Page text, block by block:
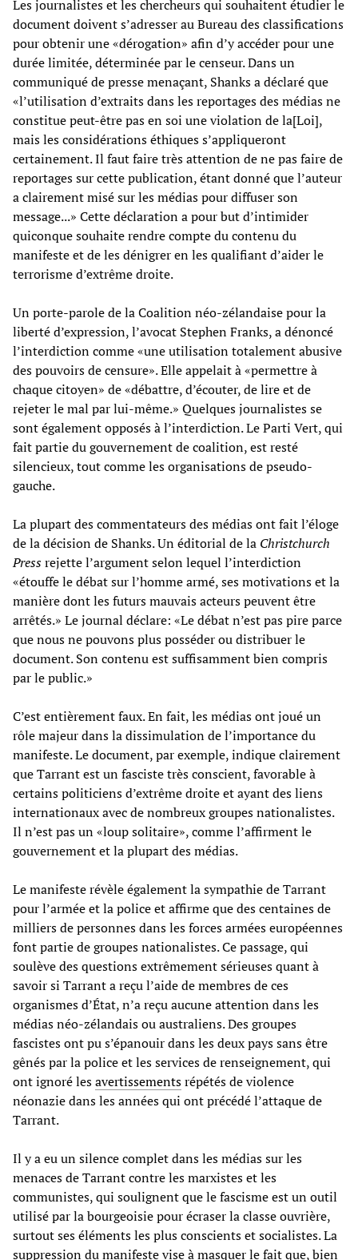
Les journalistes et les chercheurs qui souhaitent étudier le
document doivent s’adresser au Bureau des classifications
pour obtenir une «dérogation» afin d’y accéder pour une
durée limitée, déterminée par le censeur. Dans un
communiqué de presse menaçant, Shanks a déclaré que
«l’utilisation d’extraits dans les reportages des médias ne
constitue peut-être pas en soi une violation de la[Loi],
mais les considérations éthiques s’appliqueront
certainement. Il faut faire très attention de ne pas faire de
reportages sur cette publication, étant donné que l’auteur
a clairement misé sur les médias pour diffuser son
message...» Cette déclaration a pour but d’intimider
quiconque souhaite rendre compte du contenu du
manifeste et de les dénigrer en les qualifiant d’aider le
terrorisme d’extrême droite.
Un porte-parole de la Coalition néo-zélandaise pour la
liberté d’expression, l’avocat Stephen Franks, a dénoncé
l’interdiction comme «une utilisation totalement abusive
des pouvoirs de censure». Elle appelait à «permettre à
chaque citoyen» de «débattre, d’écouter, de lire et de
rejeter le mal par lui-même.» Quelques journalistes se
sont également opposés à l’interdiction. Le Parti Vert, qui
fait partie du gouvernement de coalition, est resté
silencieux, tout comme les organisations de pseudo-
gauche.
La plupart des commentateurs des médias ont fait l’éloge
de la décision de Shanks. Un éditorial de la Christchurch
Pressrejette l’argument selon lequel l’interdiction
«étouffe le débat sur l’homme armé, ses motivations et la
manière dont les futurs mauvais acteurs peuvent être
arrêtés.» Le journal déclare: «Le débat n’est pas pire parce
que nous ne pouvons plus posséder ou distribuer le
document. Son contenu est suffisamment bien compris
par le public.»
C’est entièrement faux. En fait, les médias ont joué un
rôle majeur dans la dissimulation de l’importance du
manifeste. Le document, par exemple, indique clairement
que Tarrant est un fasciste très conscient, favorable à
certains politiciens d’extrême droite et ayant des liens
internationaux avec de nombreux groupes nationalistes.
Il n’est pas un «loup solitaire», comme l’affirment le
gouvernement et la plupart des médias.
Le manifeste révèle également la sympathie de Tarrant
pour l’armée et la police et affirme que des centaines de
milliers de personnes dans les forces armées européennes
font partie de groupes nationalistes. Ce passage, qui
soulève des questions extrêmement sérieuses quant à
savoir si Tarrant a reçu l’aide de membres de ces
organismes d’État, n’a reçu aucune attention dans les
médias néo-zélandais ou australiens. Des groupes
fascistes ont pu s’épanouir dans les deux pays sans être
gênés par la police et les services de renseignement, qui
ont ignoré lesavertissementsrépétés de violence
néonazie dans les années qui ont précédé l’attaque de
Tarrant.
Il y a eu un silence complet dans les médias sur les
menaces de Tarrant contre les marxistes et les
communistes, qui soulignent que le fascisme est un outil
utilisé par la bourgeoisie pour écraser la classe ouvrière,
surtout ses éléments les plus conscients et socialistes. La
suppression du manifeste vise à masquer le fait que, bien